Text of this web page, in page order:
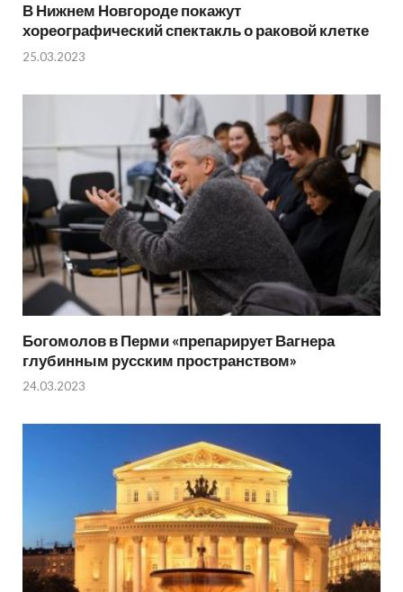
В Нижнем Новгороде покажут
хореографический спектакль о раковой клетке
25.03.2023
Богомолов в Перми «препарирует Вагнера
глубинным русским пространством»
24.03.2023